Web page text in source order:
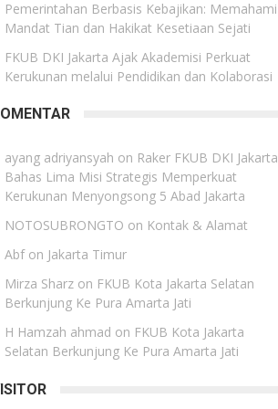
Pemerintahan Berbasis Kebajikan: Memahami
Mandat Tian dan Hakikat Kesetiaan Sejati
FKUB DKI Jakarta Ajak Akademisi Perkuat
Kerukunan melalui Pendidikan dan Kolaborasi
ayang adriyansyah on Raker FKUB DKI Jakarta
Bahas Lima Misi Strategis Memperkuat
Kerukunan Menyongsong 5 Abad Jakarta
NOTOSUBRONGTO on Kontak & Alamat
Abfon Jakarta Timur
Mirza Sharz on FKUB Kota Jakarta Selatan
Berkunjung Ke Pura Amarta Jati
H Hamzah ahmad on FKUB Kota Jakarta
Selatan Berkunjung Ke Pura Amarta Jati